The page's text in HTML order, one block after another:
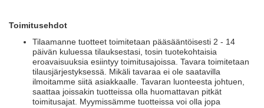
Toimitusehdot
Tilaamanne tuotteet toimitetaan pääsääntöisesti 2 - 14
päivän kuluessa tilauksestasi, tosin tuotekohtaisia
eroavaisuuksia esiintyy toimitusajoissa. Tavara toimitetaan
tilausjärjestyksessä. Mikäli tavaraa ei ole saatavilla
ilmoitamme siitä asiakkaalle. Tavaran luonteesta johtuen,
saattaa joissakin tuotteissa olla huomattavan pitkät
toimitusajat. Myymissämme tuotteissa voi olla jopa